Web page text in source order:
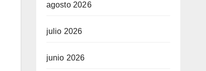
agosto 2026
julio 2026
junio 2026